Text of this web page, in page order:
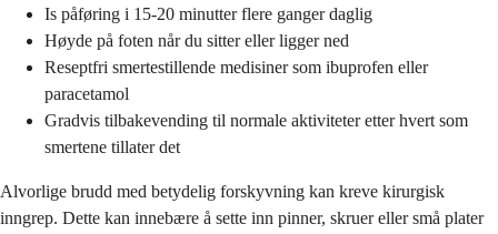
Is påføring i 15-20 minutter flere ganger daglig
Høyde på foten når du sitter eller ligger ned
Reseptfri smertestillende medisiner som ibuprofen eller
paracetamol
Gradvis tilbakevending til normale aktiviteter etter hvert som
smertene tillater det
Alvorlige brudd med betydelig forskyvning kan kreve kirurgisk
inngrep. Dette kan innebære å sette inn pinner, skruer eller små plater